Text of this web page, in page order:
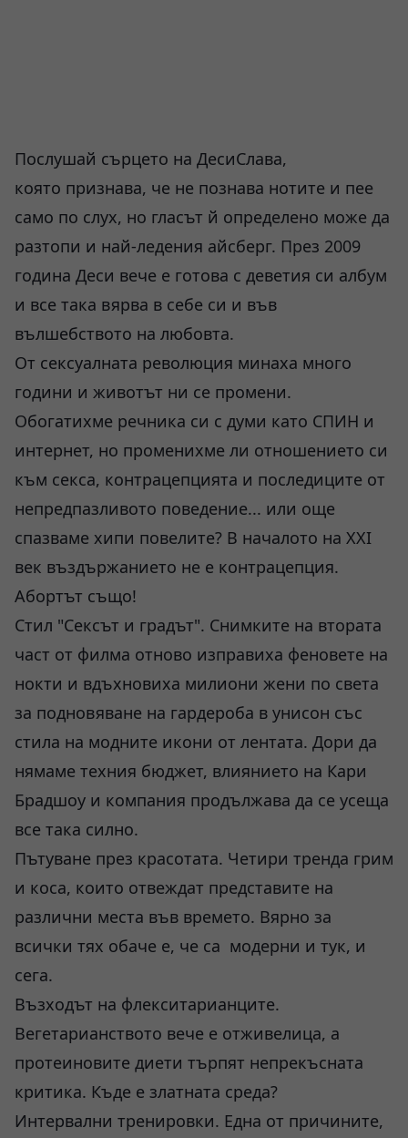
Послушай сърцето на ДесиСлава,
която признава, че не познава нотите и пее
само по слух, но гласът й определено може да
разтопи и най-ледения айсберг. През 2009
година Деси вече е готова с деветия си албум
и все така вярва в себе си и във
вълшебството на любовта.
От сексуалната революция минаха много
години и животът ни се промени.
Обогатихме речника си с думи като СПИН и
интернет, но променихме ли отношението си
към секса, контрацепцията и последиците от
непредпазливото поведение... или още
спазваме хипи повелите? В началото на XXI
век въздържанието не е контрацепция.
Абортът също!
Стил "Сексът и градът". Снимките на втората
част от филма отново изправиха феновете на
нокти и вдъхновиха милиони жени по света
за подновяване на гардероба в унисон със
стила на модните икони от лентата. Дори да
нямаме техния бюджет, влиянието на Кари
Брадшоу и компания продължава да се усеща
все така силно.
Пътуване през красотата. Четири тренда грим
и коса, които отвеждат представите на
различни места във времето. Вярно за
всички тях обаче е, че са модерни и тук, и
сега.
Възходът на флекситарианците.
Вегетарианството вече е отживелица, а
протеиновите диети търпят непрекъсната
критика. Къде е златната среда?
Интервални тренировки. Една от причините,